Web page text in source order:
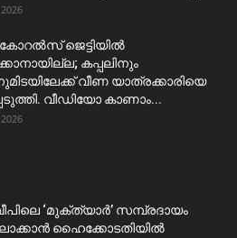
കോറൽസ് ജെട്ടിയിൽ
കപ്പലിനും
വീണ യാത്രക്കാരിയെ
വീഡിയോ കാണാം...
‘മുക്ത്യാർ’ സമ്പ്രദായം
ഹൈക്കോടതിയിൽ